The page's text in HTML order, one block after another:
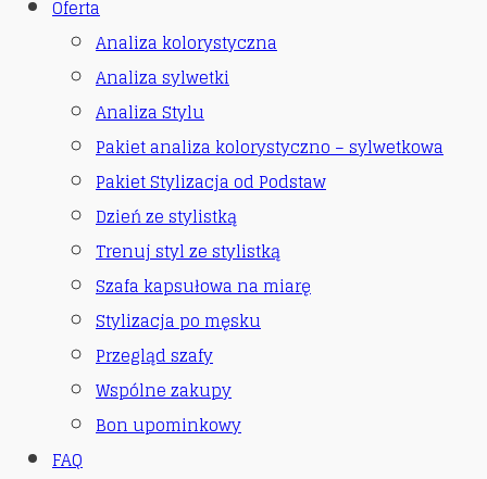
Oferta
Analiza kolorystyczna
Analiza sylwetki
Analiza Stylu
Pakiet analiza kolorystyczno – sylwetkowa
Pakiet Stylizacja od Podstaw
Dzień ze stylistką
Trenuj styl ze stylistką
Szafa kapsułowa na miarę
Stylizacja po męsku
Przegląd szafy
Wspólne zakupy
Bon upominkowy
FAQ